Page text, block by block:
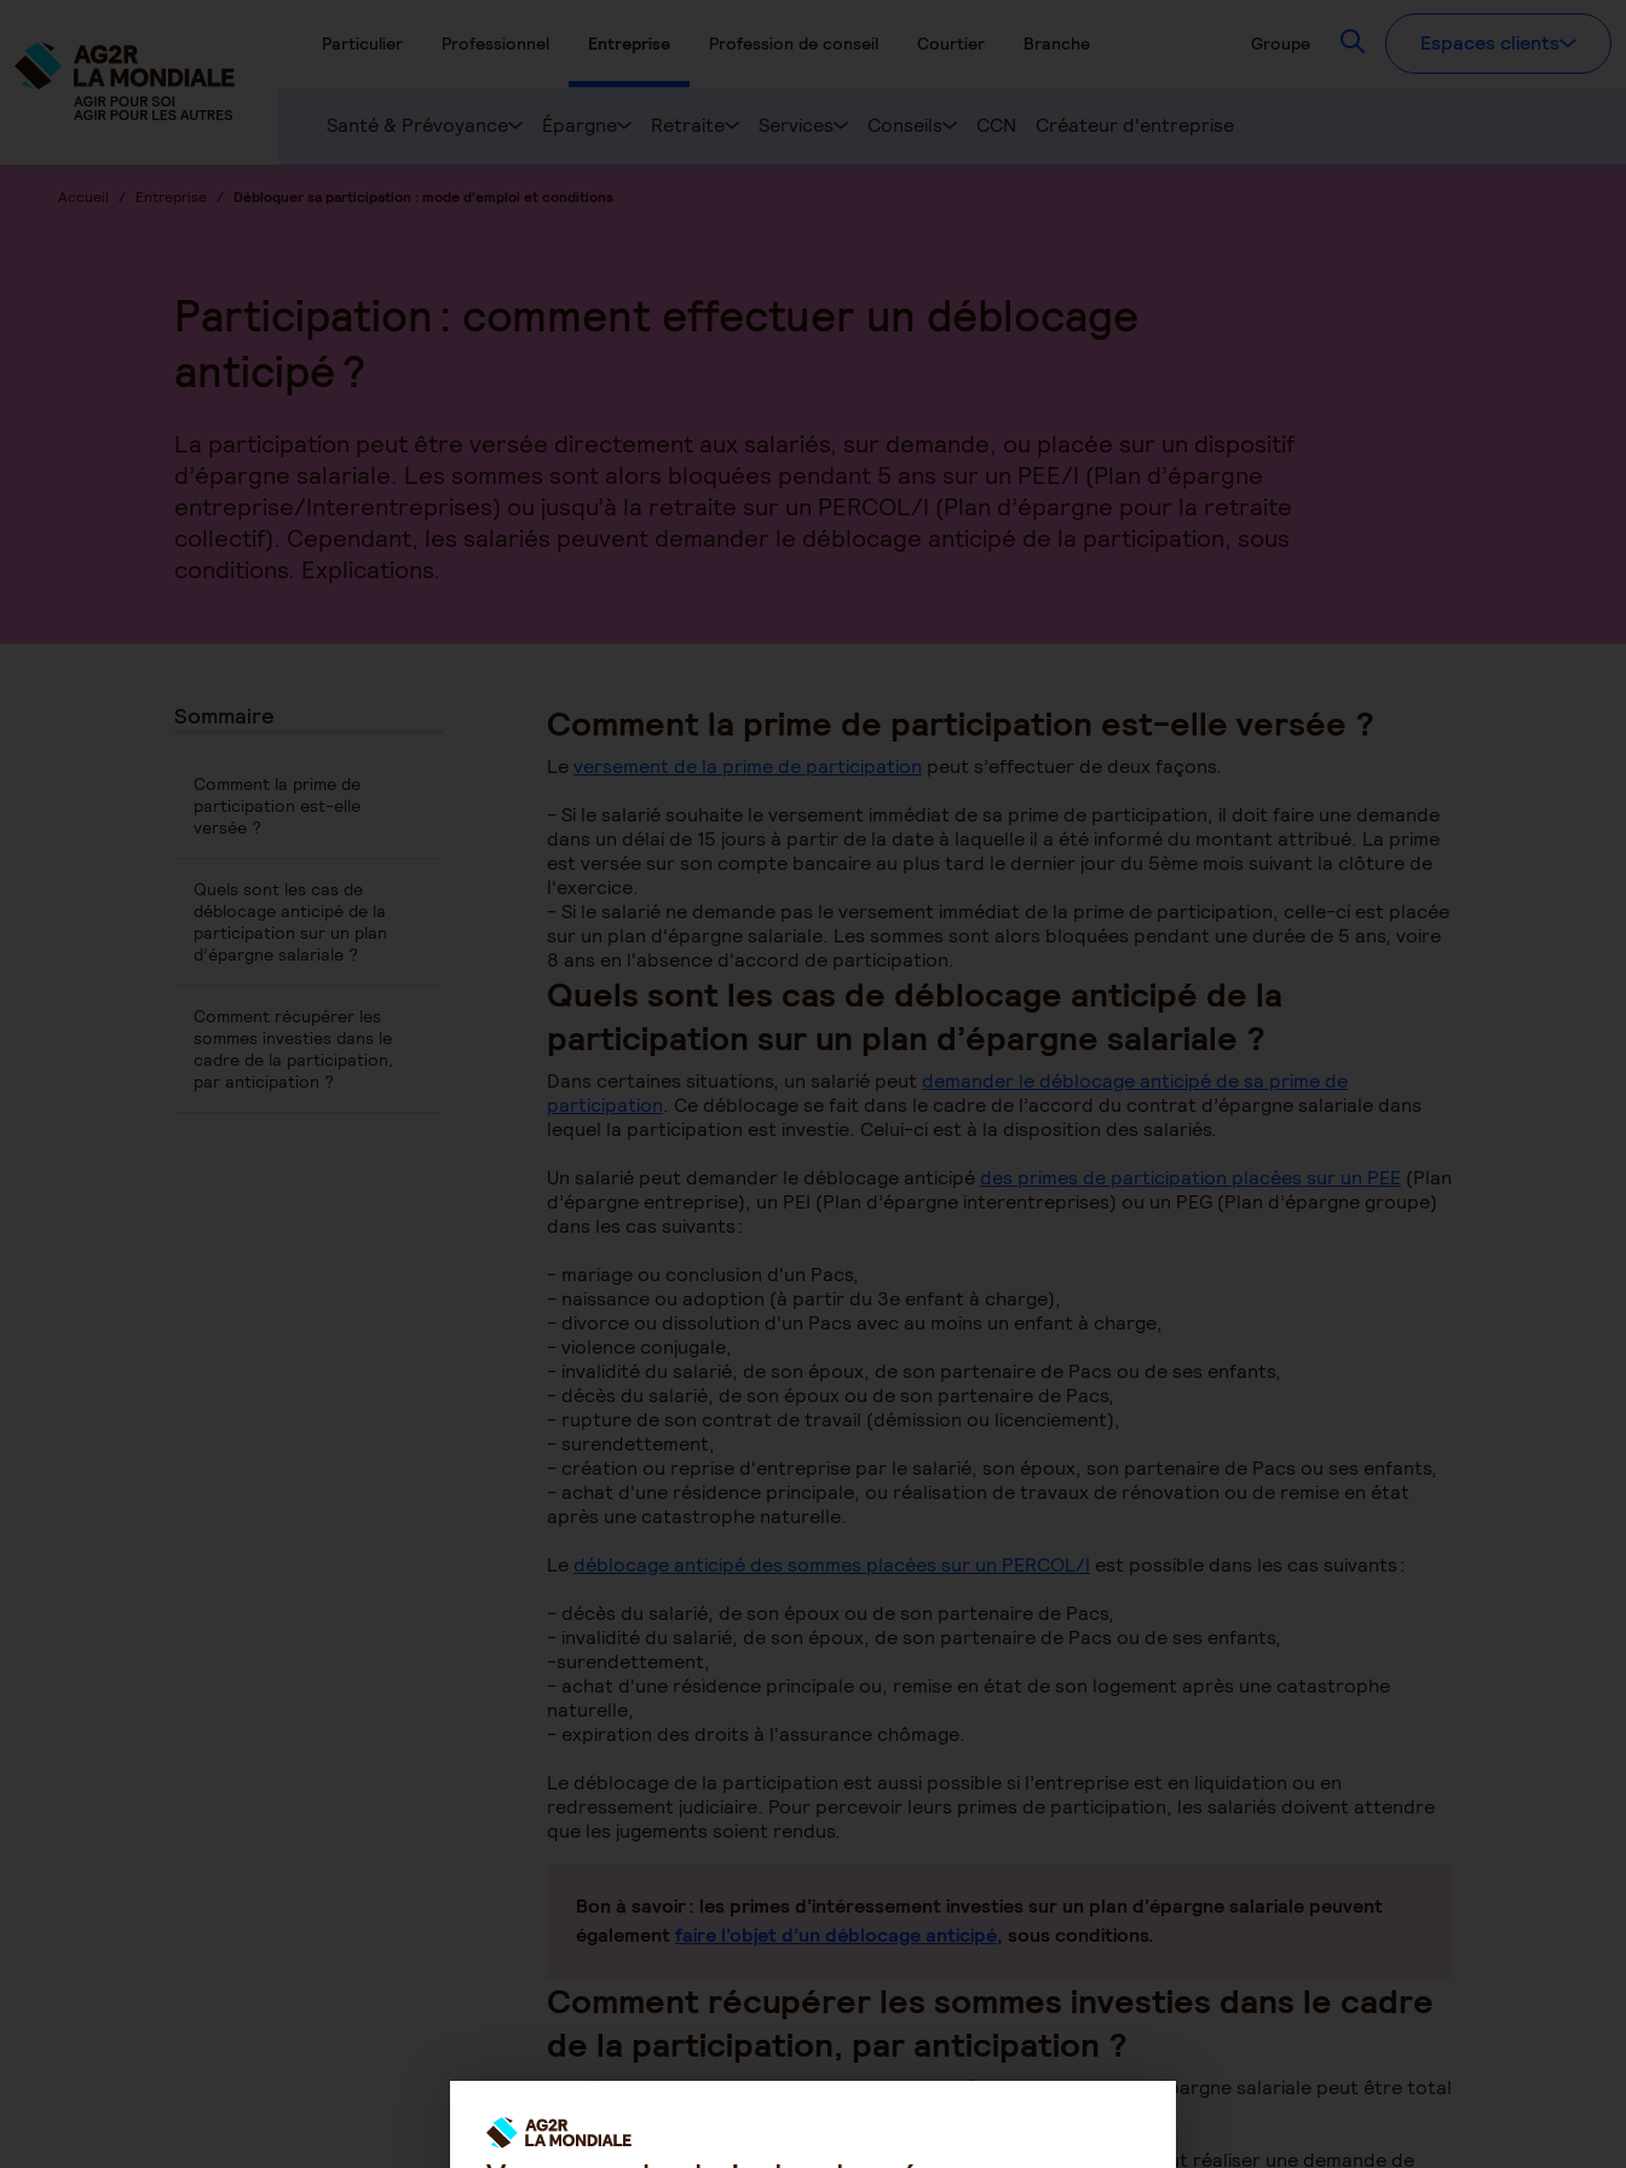
Particulier Professionnel Entreprise Profession de conseil Courtier Branche Groupe RecherchezEspaces clients
Santé & Prévoyance Épargne Retraite Services Conseils CCN Créateur d'entreprise
Accueil Entreprise Débloquer sa participation : mode d'emploi et conditions
Participation : comment effectuer un déblocage
anticipé ?
La participation peut être versée directement aux salariés, sur demande, ou placée sur un dispositif
d’épargne salariale. Les sommes sont alors bloquées pendant 5 ans sur un PEE/I (Plan d’épargne
entreprise/Interentreprises) ou jusqu’à la retraite sur un PERCOL/I (Plan d’épargne pour la retraite
collectif). Cependant, les salariés peuvent demander le déblocage anticipé de la participation, sous
conditions. Explications.
Sommaire
Comment la prime de
participation est-elle
versée ?
Quels sont les cas de
déblocage anticipé de la
participation sur un plan
d’épargne salariale ?
Comment récupérer les
sommes investies dans le
cadre de la participation,
par anticipation ?
Comment la prime de participation est-elle versée ?
Leversement de la prime de participation peut s’effectuer de deux façons.
- Si le salarié souhaite le versement immédiat de sa prime de participation, il doit faire une demande
dans un délai de 15 jours à partir de la date à laquelle il a été informé du montant attribué. La prime
est versée sur son compte bancaire au plus tard le dernier jour du 5ème mois suivant la clôture de
l'exercice.
- Si le salarié ne demande pas le versement immédiat de la prime de participation, celle-ci est placée
sur un plan d'épargne salariale. Les sommes sont alors bloquées pendant une durée de 5 ans, voire
8 ans en l'absence d'accord de participation.​
Quels sont les cas de déblocage anticipé de la
participation sur un plan d’épargne salariale ?
Dans certaines situations, un salarié peut demander le déblocage anticipé de sa prime de
participation. Ce déblocage se fait dans le cadre de l’accord du contrat d’épargne salariale dans
lequel la participation est investie. Celui-ci est à la disposition des salariés.
Un salarié peut demander le déblocage anticipé des primes de participation placées sur un PEE (Plan
d’épargne entreprise), un PEI (Plan d’épargne interentreprises) ou un PEG (Plan d’épargne groupe)
dans les cas suivants :
- mariage ou conclusion d'un Pacs,
- naissance ou adoption (à partir du 3e enfant à charge),
- divorce ou dissolution d'un Pacs avec au moins un enfant à charge,
- violence conjugale,
​- invalidité du salarié, de son époux, de son partenaire de Pacs ou de ses enfants,
- décès du salarié, de son époux ou de son partenaire de Pacs,
- rupture de son contrat de travail (démission ou licenciement),
- ​surendettement,
- création ou reprise d'entreprise par le salarié, son époux, son partenaire de Pacs ou ses enfants,
- achat d'une résidence principale, ou réalisation de travaux de rénovation ou de remise en état
après une catastrophe naturelle.
Le déblocage anticipé des sommes placées sur un PERCOL/I est possible dans les cas suivants :
- décès du salarié, de son époux ou de son partenaire de Pacs,
- invalidité du salarié, de son époux, de son partenaire de Pacs ou de ses enfants,
-surendettement,
- achat d'une résidence principale ou, remise en état de son logement après une catastrophe
naturelle,
- expiration des droits à l'assurance chômage.​
Le déblocage de la participation est aussi possible si l’entreprise est en liquidation ou en
redressement judiciaire. Pour percevoir leurs primes de participation, les salariés doivent attendre
que les jugements soient rendus.
Bon à savoir : les primes d’intéressement investies sur un plan d’épargne salariale peuvent
également faire l’objet d’un déblocage anticipé, sous conditions.
Comment récupérer les sommes investies dans le cadre
de la participation, par anticipation ?
Le déblocage de la prime de participation placée sur un dispositif d’épargne salariale peut être total
Pour percevoir les sommes placées sur un PEE/I par anticipation, il faut réaliser une demande de